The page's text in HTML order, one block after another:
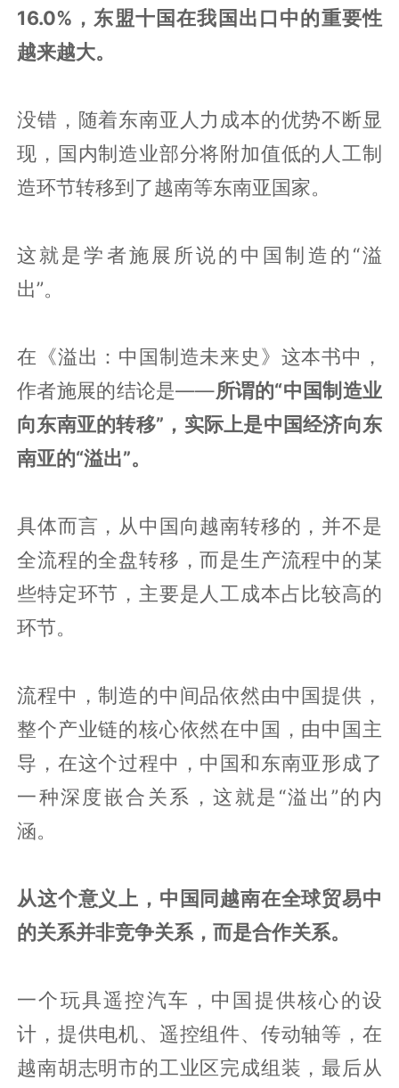
16.0%，东盟十国在我国出口中的重要性
越来越大。
没错，随着东南亚人力成本的优势不断显
现，国内制造业部分将附加值低的人工制
造环节转移到了越南等东南亚国家。
这就是学者施展所说的中国制造的“溢
出”。
在《溢出：中国制造未来史》这本书中，
作者施展的结论是——所谓的“中国制造业
向东南亚的转移”，实际上是中国经济向东
南亚的“溢出”。
具体而言，从中国向越南转移的，并不是
全流程的全盘转移，而是生产流程中的某
些特定环节，主要是人工成本占比较高的
环节。
流程中，制造的中间品依然由中国提供，
整个产业链的核心依然在中国，由中国主
导，在这个过程中，中国和东南亚形成了
一种深度嵌合关系，这就是“溢出”的内
涵。
从这个意义上，中国同越南在全球贸易中
的关系并非竞争关系，而是合作关系。
一个玩具遥控汽车，中国提供核心的设
计，提供电机、遥控组件、传动轴等，在
越南胡志明市的工业区完成组装，最后从